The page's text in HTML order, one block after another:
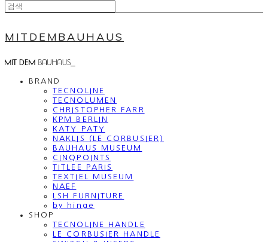
MITDEMBAUHAUS
BRAND
TECNOLINE
TECNOLUMEN
CHRISTOPHER FARR
KPM BERLIN
KATY PATY
NAKLIS (LE CORBUSIER)
BAUHAUS MUSEUM
CINQPOINTS
TITLEE PARIS
TEXTIEL MUSEUM
NAEF
LSH FURNITURE
by hinge
SHOP
TECNOLINE HANDLE
LE CORBUSIER HANDLE